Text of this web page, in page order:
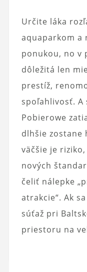
Určite láka
aquaparkom a
ponukou, no v
dôležitá len
prestíž,
spoľahlivosť. A
Pobierowe
dlhšie zostane
väčšie je
nových
čeliť nálepke
atrakcie“. Ak
súťaž pri
priestoru na